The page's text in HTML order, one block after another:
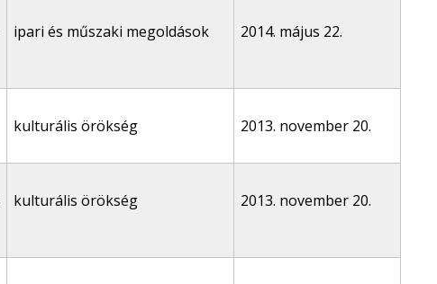
ipari és műszaki megoldások 2014. május 22.
kulturális örökség 2013. november 20.
kulturális örökség 2013. november 20.